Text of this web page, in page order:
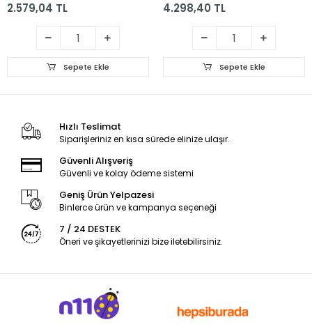
2.579,04 TL
Sepete Ekle
4.298,40 TL
Sepete Ekle
Hızlı Teslimat
Siparişleriniz en kısa sürede elinize ulaşır.
Güvenli Alışveriş
Güvenli ve kolay ödeme sistemi
Geniş Ürün Yelpazesi
Binlerce ürün ve kampanya seçeneği
7 / 24 DESTEK
Öneri ve şikayetlerinizi bize iletebilirsiniz.